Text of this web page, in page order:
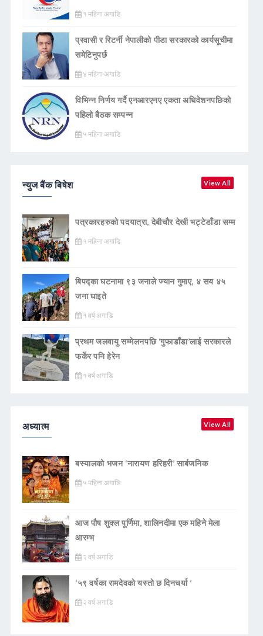
१ महिना अगाडि
प्रवासी र रिटर्नी नेपालीको पीडा सरकारको कार्यसूचीमा
समेटिनुपर्छ
४ महिना अगाडि
विभिन्न निर्णय गर्दै एनआरएनए एकता अधिवेशनपछिको
पहिलो बैठक सम्पन्न
५ महिना अगाडि
न्युज बैंक बिषेश View All
पत्रकारहरुको पदयात्रा, देबीचौर देखी भट्टेडाँडा सम्म
१ महिना अगाडि
बिपद्का घटनामा ९३ जनाले ज्यान गुमाए, ४ सय ४५
जना घाइते
१ वर्ष अगाडि
प्रथम जलवायु सम्मेलनपछि ‘गुफाडाँडा’लाई सरकारले
फर्केर पनि हेरेन
१ वर्ष अगाडि
अध्यात्म View All
बस्यालको भजन ‘नारायण हरिहरी’ सार्बजनिक
५ महिना अगाडि
आज पौष शुक्ल पूर्णिमा, शालिनदीमा एक महिने मेला
आरम्भ
२ वर्ष अगाडि
‘५९ वर्षका रामदेवकाे यस्ताे छ दिनचर्या ’
२ वर्ष अगाडि